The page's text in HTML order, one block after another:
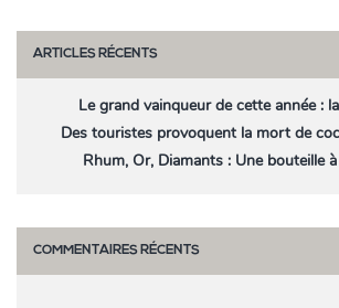
ARTICLES RÉCENTS
Le grand vainqueur de cette année :
Des touristes provoquent la mort de
Rhum, Or, Diamants : Une bouteille
COMMENTAIRES RÉCENTS